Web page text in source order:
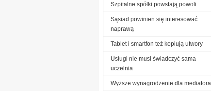
Szpitalne spółki powstają powoli
Sąsiad powinien się interesować
naprawą
Tablet i smartfon też kopiują utwory
Usługi nie musi świadczyć sama
uczelnia
Wyższe wynagrodzenie dla mediatora